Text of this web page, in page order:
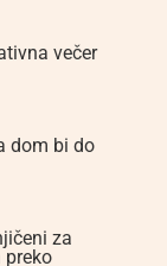
večer
dom bi do
za
preko